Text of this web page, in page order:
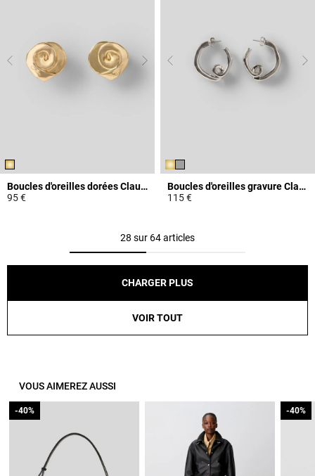
Boucles d'oreilles dorées Claudie
95 €
Boucles d'oreilles gravure Claudie
115 €
28 sur 64 articles
CHARGER PLUS
VOIR TOUT
VOUS AIMEREZ AUSSI
-40%
-40% -40%
-40%